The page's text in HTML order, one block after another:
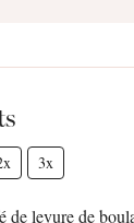
3x
de levure de